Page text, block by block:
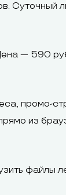
— 590
промо-
из
файлы